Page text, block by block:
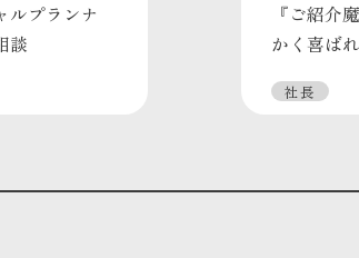
ルプランナ
談
『ご紹介
かく喜ば
社長